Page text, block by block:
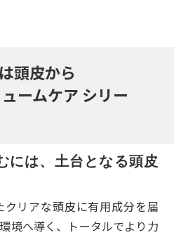
頭皮から
ームケア シリー
には、土台となる頭皮
クリアな頭皮に有用成分を届
境へ導く、トータルでより力